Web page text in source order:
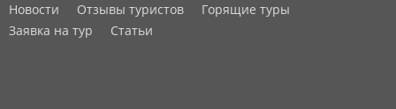
Новости Отзывы туристов
Горящие туры
Заявка на тур
Статьи